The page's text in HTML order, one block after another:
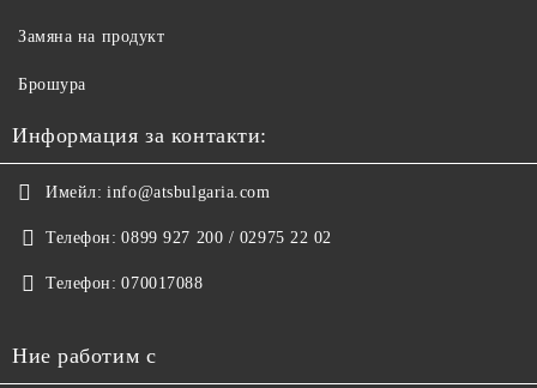
Замяна на продукт
Брошура
Информация за контакти:
Имейл: info@atsbulgaria.com
Телефон: 0899 927 200 / 02975 22 02
Телефон: 070017088
Ние работим с